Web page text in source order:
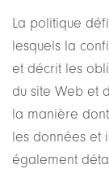
La politique
lesquels la
et décrit les
du site Web et
la manière
les données et
également